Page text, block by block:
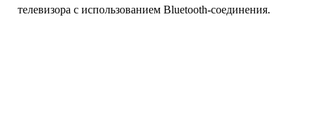
телевизора с использованием Bluetooth-соединения.